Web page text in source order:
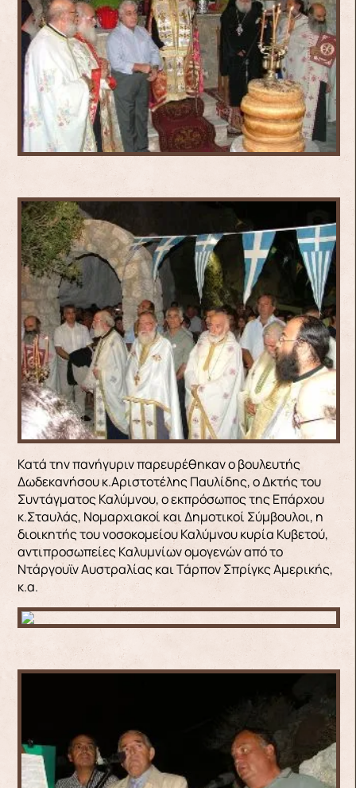
Κατά την πανήγυριν παρευρέθηκαν ο βουλευτής
Δωδεκανήσου κ.Αριστοτέλης Παυλίδης, ο Δκτής του
Συντάγματος Καλύμνου, ο εκπρόσωπος της Επάρχου
κ.Σταυλάς, Νομαρχιακοί και Δημοτικοί Σύμβουλοι, η
διοικητής του νοσοκομείου Καλύμνου κυρία Κυβετού,
αντιπροσωπείες Καλυμνίων ομογενών από το
Ντάργουϊν Αυστραλίας και Τάρπον Σπρίγκς Αμερικής,
κ.α.